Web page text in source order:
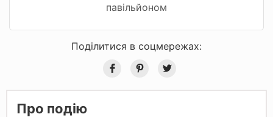
павільйоном
Поділитися в соцмережах:
Про подію